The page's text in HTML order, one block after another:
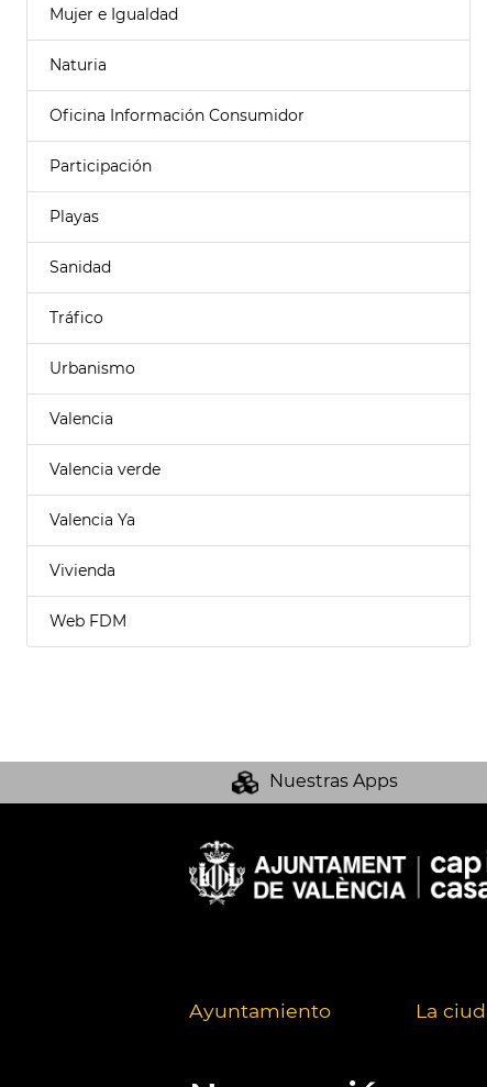
Mujer e Igualdad
Naturia
Oficina Información Consumidor
Participación
Playas
Sanidad
Tráfico
Urbanismo
Valencia
Valencia verde
Valencia Ya
Vivienda
Web FDM
Nuestras Apps
Ayuntamiento La